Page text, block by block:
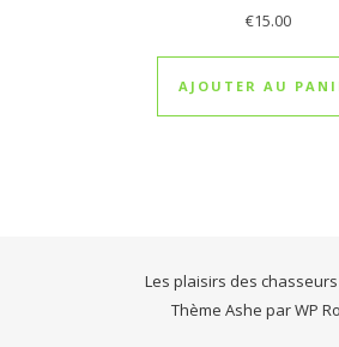
€15.00
AJOUTER AU
Les plaisirs des
Thème Ashe parWP